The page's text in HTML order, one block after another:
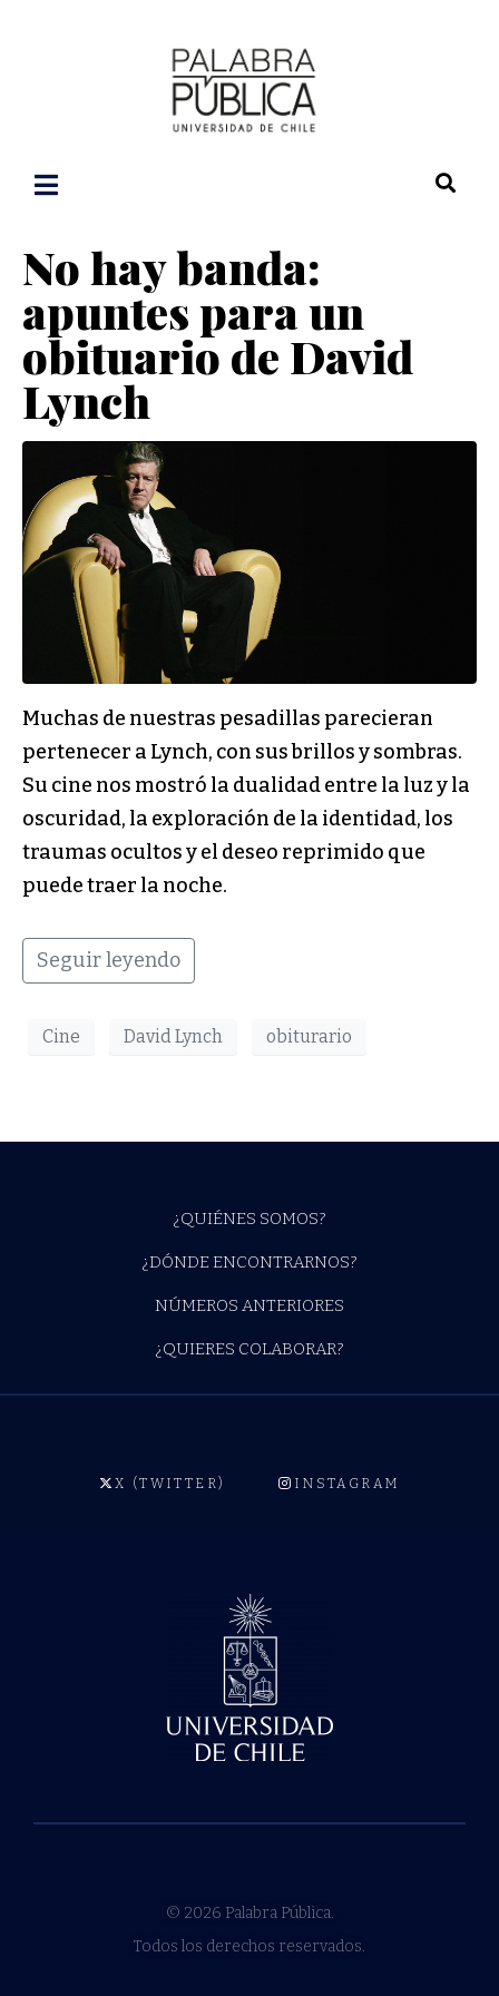
No hay banda:
apuntes para un
obituario de David
Lynch
Muchas de nuestras pesadillas parecieran
pertenecer a Lynch, con sus brillos y sombras.
Su cine nos mostró la dualidad entre la luz y la
oscuridad, la exploración de la identidad, los
traumas ocultos y el deseo reprimido que
puede traer la noche.
Seguir leyendo
Cine David Lynch obiturario
¿QUIÉNES SOMOS?
¿DÓNDE ENCONTRARNOS?
NÚMEROS ANTERIORES
¿QUIERES COLABORAR?
X (TWITTER) INSTAGRAM
© 2026 Palabra Pública.
Todos los derechos reservados.